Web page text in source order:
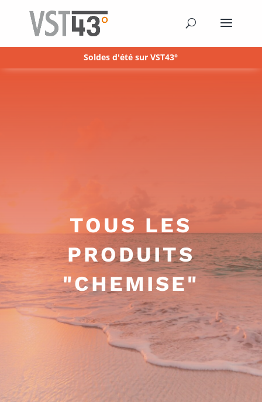
Soldes d'été sur VST43°
TOUS LES
PRODUITS
"CHEMISE"